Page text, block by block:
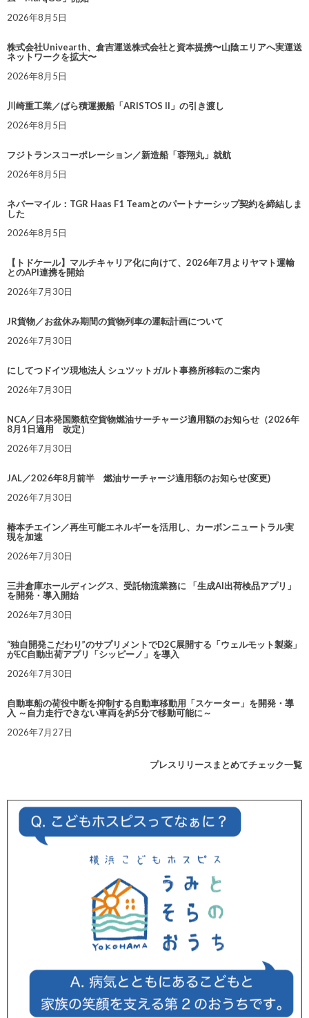
2026年8月5日
株式会社Univearth、倉吉運送株式会社と資本提携〜山陰エリアへ実運送
ネットワークを拡大〜
2026年8月5日
川崎重工業／ばら積運搬船「ARISTOS II」の引き渡し
2026年8月5日
フジトランスコーポレーション／新造船「蓉翔丸」就航
2026年8月5日
ネバーマイル：TGR Haas F1 Teamとのパートナーシップ契約を締結しま
した
2026年8月5日
【トドケール】マルチキャリア化に向けて、2026年7月よりヤマト運輸
とのAPI連携を開始
2026年7月30日
JR貨物／お盆休み期間の貨物列車の運転計画について
2026年7月30日
にしてつドイツ現地法人 シュツットガルト事務所移転のご案内
2026年7月30日
NCA／日本発国際航空貨物燃油サーチャージ適用額のお知らせ（2026年
8月1日適用 改定）
2026年7月30日
JAL／2026年8月前半 燃油サーチャージ適用額のお知らせ(変更)
2026年7月30日
椿本チエイン／再生可能エネルギーを活用し、カーボンニュートラル実
現を加速
2026年7月30日
三井倉庫ホールディングス、受託物流業務に 「生成AI出荷検品アプリ」
を開発・導入開始
2026年7月30日
“独自開発こだわり”のサプリメントでD2C展開する「ウェルモット製薬」
がEC自動出荷アプリ「シッピーノ」を導入
2026年7月30日
自動車船の荷役中断を抑制する自動車移動用「スケーター」を開発・導
入 ～自力走行できない車両を約5分で移動可能に～
2026年7月27日
プレスリリースまとめてチェック一覧